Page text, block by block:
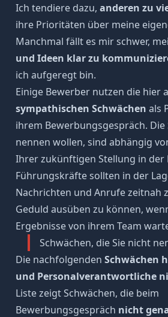
Ich tendiere dazu, anderen zu
ihre Prioritäten über meine
Manchmal fällt es mir schwer,
und Ideen klar zu
ich aufgeregt bin.
Einige Bewerber nutzen die hier
sympathischen Schwächen als
ihrem Bewerbungsgespräch. Die
nennen wollen, sind abhängig
Ihrer zukünftigen Stellung in der
Führungskräfte sollten in der
Nachrichten und Anrufe zeitnah
Geduld ausüben zu können,
Ergebnisse von ihrem Team
Schwächen, die Sie nicht
Die nachfolgenden Schwächen
und Personalverantwortliche
Liste zeigt Schwächen, die beim
Bewerbungsgespräch nicht